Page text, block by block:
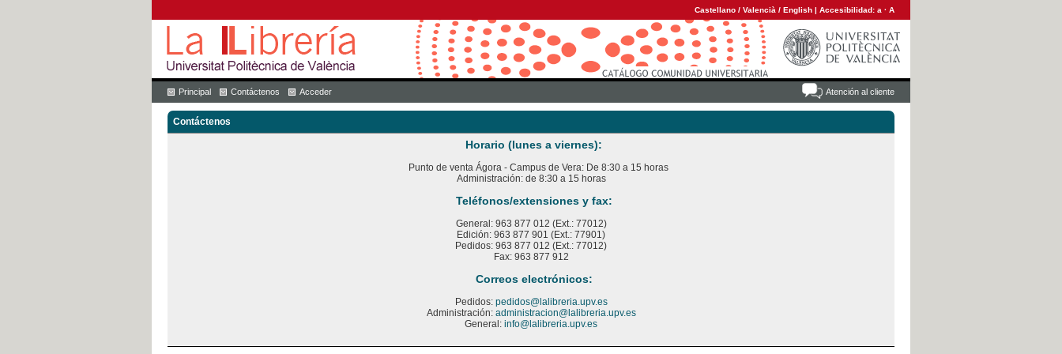
Castellano / Valencià / English | Accesibilidad: a · A
Atención al cliente
Principal Contáctenos Acceder
Contáctenos
Horario (lunes a viernes):
Punto de venta Ágora - Campus de Vera: De 8:30 a 15 horas
Administración: de 8:30 a 15 horas
Teléfonos/extensiones y fax:
General: 963 877 012 (Ext.: 77012)
Edición: 963 877 901 (Ext.: 77901)
Pedidos: 963 877 012 (Ext.: 77012)
Fax: 963 877 912
Correos electrónicos:
Pedidos: pedidos@lalibreria.upv.es
Administración: administracion@lalibreria.upv.es
General: info@lalibreria.upv.es